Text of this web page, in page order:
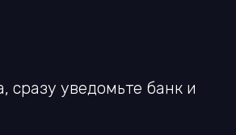
сразу уведомьте банк и